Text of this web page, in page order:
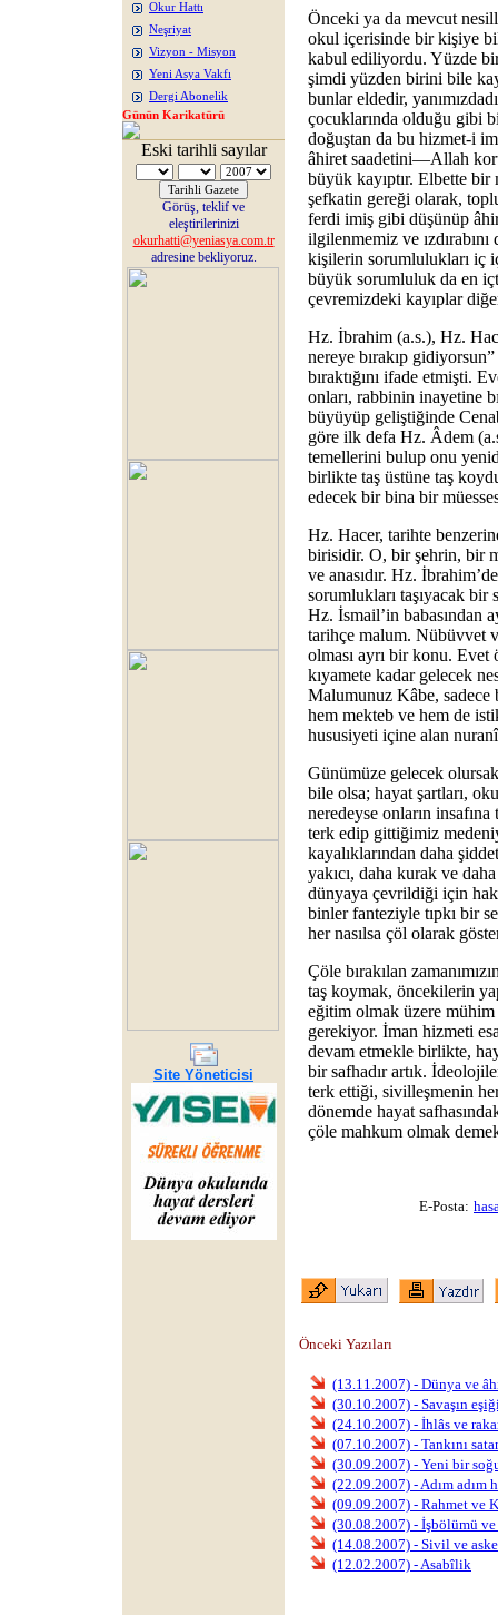
Okur Hattı
Neşriyat
Vizyon - Misyon
Yeni Asya Vakfı
Dergi Abonelik
Günün Karikatürü
Eski tarihli sayılar
Görüş, teklif ve
eleştirilerinizi
okurhatti@yeniasya.com.tr
adresine bekliyoruz.
Site Yöneticisi
Önceki ya da mevcut
okul içerisinde bir kişiye
kabul ediliyordu. Yüzde
şimdi yüzden birini bile
bunlar eldedir,
çocuklarında olduğu gibi
doğuştan da bu hizmet-i
âhiret saadetini—Allah
büyük kayıptır. Elbette
şefkatin gereği olarak,
ferdi imiş gibi düşünüp
ilgilenmemiz ve
kişilerin sorumlulukları iç
büyük sorumluluk da en
çevremizdeki kayıplar
Hz. İbrahim (a.s.), Hz.
nereye bırakıp
bıraktığını ifade etmişti.
onları, rabbinin inayetine
büyüyüp geliştiğinde
göre ilk defa Hz. Âdem
temellerini bulup onu
birlikte taş üstüne taş
edecek bir bina bir
Hz. Hacer, tarihte
birisidir. O, bir şehrin, bir
ve anasıdır. Hz.
sorumlukları taşıyacak
Hz. İsmail’in babasından
tarihçe malum. Nübüvvet
olması ayrı bir konu.
kıyamete kadar gelecek
Malumunuz Kâbe,
hem mekteb ve hem de
hususiyeti içine alan
Günümüze gelecek
bile olsa; hayat şartları,
neredeyse onların
terk edip gittiğimiz
kayalıklarından daha
yakıcı, daha kurak ve
dünyaya çevrildiği için
binler fanteziyle tıpkı bir
her nasılsa çöl olarak
Çöle bırakılan
taş koymak, öncekilerin
eğitim olmak üzere
gerekiyor. İman hizmeti
devam etmekle birlikte,
bir safhadır artık.
terk ettiği, sivilleşmenin
dönemde hayat
çöle mahkum olmak
E-Posta:
Önceki Yazıları
(13.11.2007) - Dünya ve
(30.10.2007) - Savaşın
(24.10.2007) - İhlâs ve
(07.10.2007) - Tankını
(30.09.2007) - Yeni bir
(22.09.2007) - Adım adım
(09.09.2007) - Rahmet ve
(30.08.2007) - İşbölümü
(14.08.2007) - Sivil ve
(12.02.2007) - Asabîlik